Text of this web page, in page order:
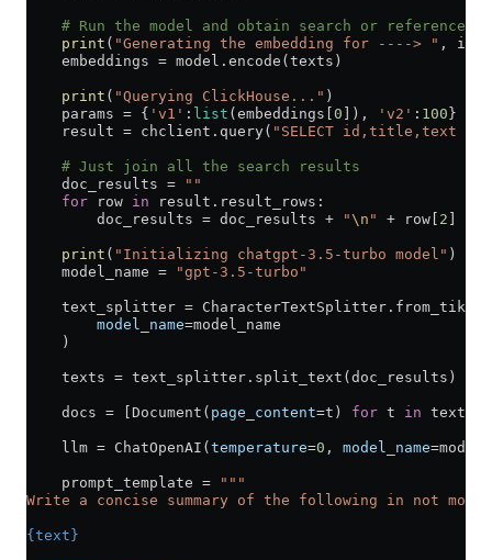
# Run the model and obtain search or reference
    print
( "Generating the embedding for ----> " ,
    embeddings
= model.encode(texts)
    print
( "Querying ClickHouse..." )
    params
= { 'v1' : list (embeddings[0 ]), 'v2' : 100}
    result
= chclient.query( "SELECT id,title,text
    # Just join all the search results
    doc_results
= ""
    for
row in result.result_rows:
        doc_results
= doc_results + "\n " + row[ 2 ]
    print
( "Initializing chatgpt-3.5-turbo model" )
    model_name
= "gpt-3.5-turbo"
    text_splitter
=
        model_name
=model_name
    )
    texts
= text_splitter.split_text(doc_results)
    docs
= [Document( page_content=t) for t in texts]
    llm
= ChatOpenAI(temperature=0 , model_name=
    prompt_template
= """
Write a concise summary of the following in not more
{text}